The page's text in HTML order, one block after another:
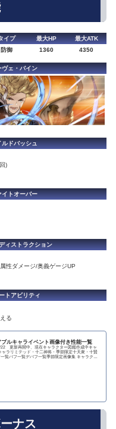
イプ 最大HP
最大ATK
防御 1360 4350
ヴェ・バイン
ルドバッシュ
)
イトオーバー
ィストラクション
性ダメージ/奥義ゲージUP
トアビリティ
る
ブルキャライベント画像付き性能一覧
更新再開中、現在キャラクター図鑑作成中キャ
ラリミテッド・十二神将・季節限定十天衆・十賢
覧バフ一覧デバフ一覧季節限定画像集 キャラクタ
ナス